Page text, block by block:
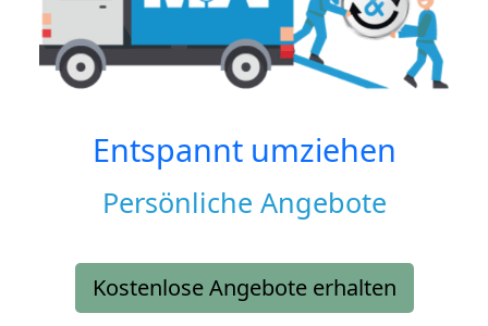
Entspannt umziehen
Persönliche Angebote
Kostenlose Angebote erhalten